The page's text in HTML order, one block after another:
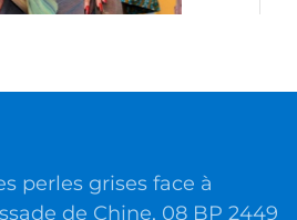
perles grises face à
de Chine, 08 BP 2449